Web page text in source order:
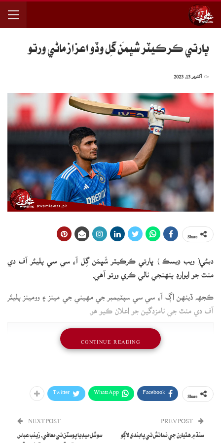
ڀارتي ڪرڪيٽر شُڀمَن گِل وڏو اعزاز ماڻي ورتو
اکتوبر 13, 2023
دبئي( ويب ڊيسڪ ) ڀارتي ڪرڪيٽر شُڀمَن گِل آءِ سي سي پليئر آف دي
منٿ جو ايوارڊ پنهنجي نالي ڪري ورتو آهي.
ڪجهه ڏينهن اڳ آءِ سي سي سپٽيمبر جي مهيني جي مينز ۽ وومينز پليئر
آف دي منٿ جي نامزدگين جو اعلان ڪيو هو.
Facebook
WhatsApp
Twitter
سنڌ ۾ هٿيارن جي نمائش تي پابندي لاڳو
NEXT POST
سوشل ميڊيا پوسٽن تي معافي، زينب عباس